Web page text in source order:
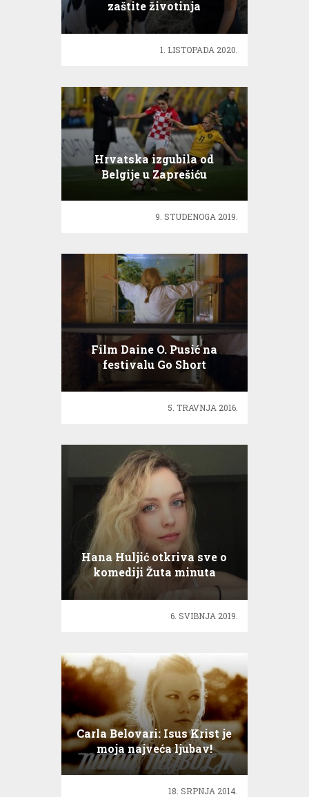
zaštite životinja
1. LISTOPADA 2020.
Hrvatska izgubila od
Belgije u Zaprešiću
9. STUDENOGA 2019.
Film Daine O. Pusić na
festivalu Go Short
5. TRAVNJA 2016.
Hana Huljić otkriva sve o
komediji Žuta minuta
6. SVIBNJA 2019.
Carla Belovari: Isus Krist je
moja najveća ljubav!
18. SRPNJA 2014.